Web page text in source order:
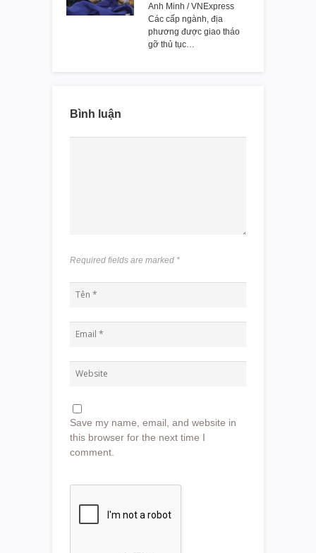
Anh Minh / VNExpress
Các cấp ngành, địa
phương được giao tháo
gỡ thủ tục…
Bình luận
Required fields are marked *
Save my name, email, and website in
this browser for the next time I
comment.